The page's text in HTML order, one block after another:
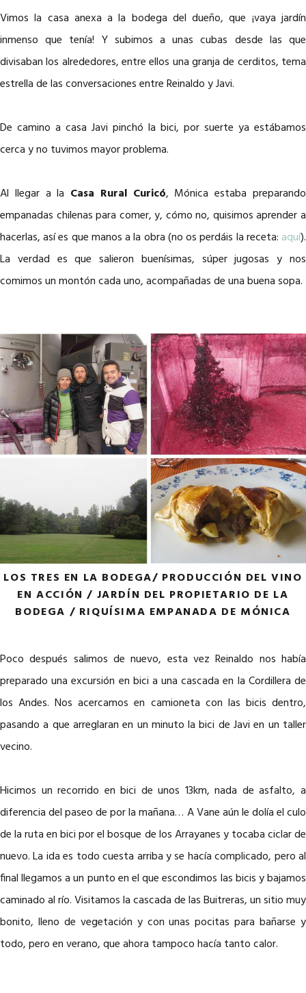
Vimos la casa anexa a la bodega del dueño, que ¡vaya jardín
inmenso que tenía! Y subimos a unas cubas desde las que
divisaban los alrededores, entre ellos una granja de cerditos, tema
estrella de las conversaciones entre Reinaldo y Javi.
De camino a casa Javi pinchó la bici, por suerte ya estábamos
cerca y no tuvimos mayor problema.
Al llegar a la Casa Rural Curicó, Mónica estaba preparando
empanadas chilenas para comer, y, cómo no, quisimos aprender a
hacerlas, así es que manos a la obra (no os perdáis la receta: aquí).
La verdad es que salieron buenísimas, súper jugosas y nos
comimos un montón cada uno, acompañadas de una buena sopa.
LOS TRES EN LA BODEGA/ PRODUCCIÓN DEL VINO
EN ACCIÓN / JARDÍN DEL PROPIETARIO DE LA
BODEGA / RIQUÍSIMA EMPANADA DE MÓNICA
Poco después salimos de nuevo, esta vez Reinaldo nos había
preparado una excursión en bici a una cascada en la Cordillera de
los Andes. Nos acercamos en camioneta con las bicis dentro,
pasando a que arreglaran en un minuto la bici de Javi en un taller
vecino.
Hicimos un recorrido en bici de unos 13km, nada de asfalto, a
diferencia del paseo de por la mañana… A Vane aún le dolía el culo
de la ruta en bici por el bosque de los Arrayanes y tocaba ciclar de
nuevo. La ida es todo cuesta arriba y se hacía complicado, pero al
final llegamos a un punto en el que escondimos las bicis y bajamos
caminado al río. Visitamos la cascada de las Buitreras, un sitio muy
bonito, lleno de vegetación y con unas pocitas para bañarse y
todo, pero en verano, que ahora tampoco hacía tanto calor.